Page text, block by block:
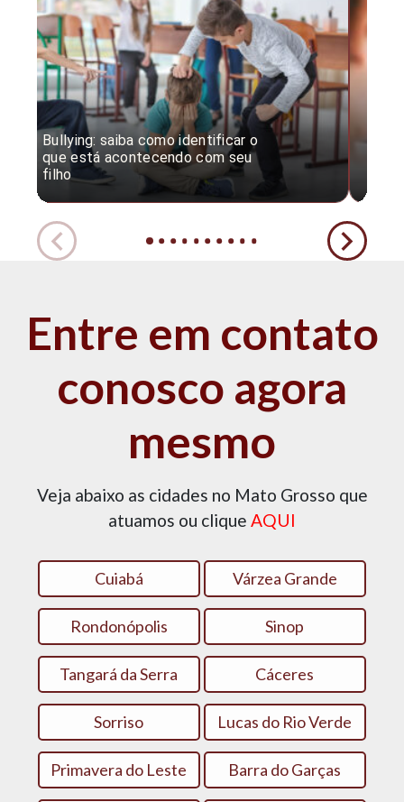
Bullying: saiba como identificar o
que está acontecendo com seu
filho
Entre em contato
conosco agora
mesmo
Veja abaixo as cidades no Mato Grosso que
atuamos ou clique AQUI
Cuiabá Várzea Grande
Rondonópolis Sinop
Tangará da Serra Cáceres
Sorriso Lucas do Rio Verde
Primavera do Leste Barra do Garças